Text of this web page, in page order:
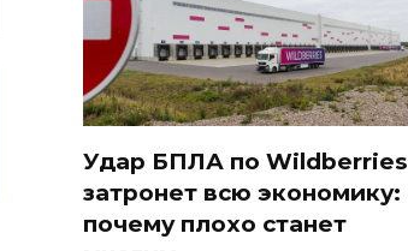
Удар БПЛА по Wildberries
затронет всю экономику:
почему плохо станет